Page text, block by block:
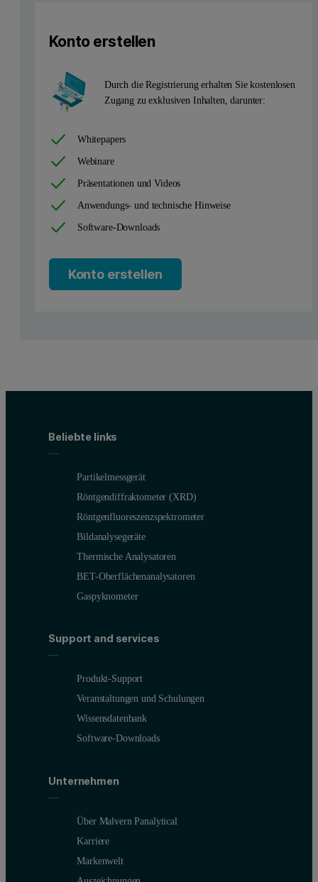
It is possible thanks to combining the possibilities of QXRD
Konto erstellen
Durch die Registrierung erhalten Sie kostenlosen
Zugang zu exklusiven Inhalten, darunter:
Whitepapers
Webinare
Präsentationen und Videos
Anwendungs- und technische Hinweise
Software-Downloads
Konto erstellen
Beliebte links
Partikelmessgerät
Röntgendiffraktometer (XRD)
Röntgenfluoreszenzspektrometer
Bildanalysegeräte
Thermische Analysatoren
BET-Oberflächenanalysatoren
Gaspyknometer
Support and services
Produkt-Support
Veranstaltungen und Schulungen
Wissensdatenbank
Software-Downloads
Unternehmen
Über Malvern Panalytical
Karriere
Markenwelt